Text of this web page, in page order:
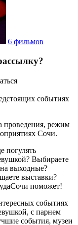
6 фильмов
событиях
проведения, режим
Сочи.
погулять
Выбираете
выходные?
выставки?
поможет!
событиях
с парнем
события, музеи